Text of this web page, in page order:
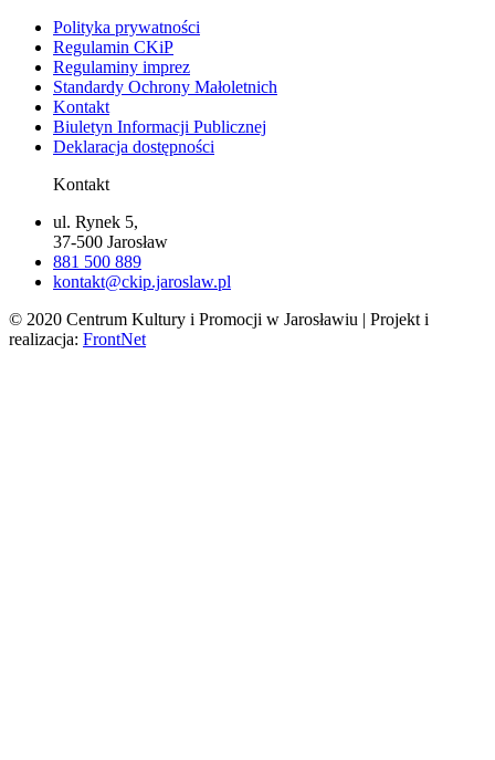
Polityka prywatności
Regulamin CKiP
Regulaminy imprez
Standardy Ochrony Małoletnich
Kontakt
Biuletyn Informacji Publicznej
Deklaracja dostępności
Kontakt
ul. Rynek 5,
37-500 Jarosław
881 500 889
kontakt@ckip.jaroslaw.pl
© 2020 Centrum Kultury i Promocji w Jarosławiu | Projekt i
realizacja: FrontNet